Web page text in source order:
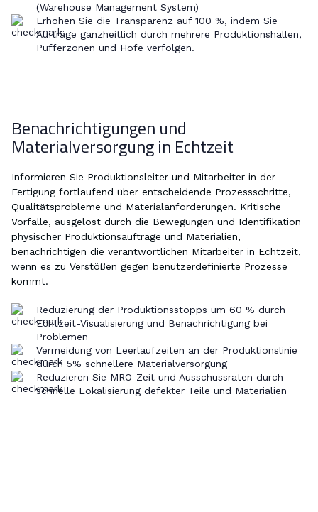
(Warehouse Management System)
Erhöhen Sie die Transparenz auf 100 %, indem Sie
Aufträge ganzheitlich durch mehrere Produktionshallen,
Pufferzonen und Höfe verfolgen.​
Benachrichtigungen und
Materialversorgung in Echtzeit
Informieren Sie Produktionsleiter und Mitarbeiter in der
Fertigung fortlaufend über entscheidende Prozessschritte,
Qualitätsprobleme und Materialanforderungen. Kritische
Vorfälle, ausgelöst durch die Bewegungen und Identifikation
physischer Produktionsaufträge und Materialien,
benachrichtigen die verantwortlichen Mitarbeiter in Echtzeit,
wenn es zu Verstößen gegen benutzerdefinierte Prozesse
kommt.
Reduzierung der Produktionsstopps um 60 % durch
Echtzeit-Visualisierung und Benachrichtigung bei
Problemen
Vermeidung von Leerlaufzeiten an der Produktionslinie
durch 5% schnellere Materialversorgung
Reduzieren Sie MRO-Zeit und Ausschussraten durch
schnelle Lokalisierung defekter Teile und Materialien